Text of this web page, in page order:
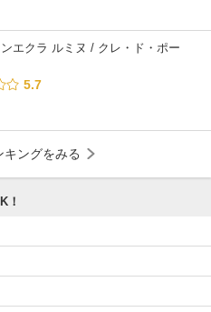
エクラ ルミヌ / クレ・ド・ポー
5.7
ングをみる
！